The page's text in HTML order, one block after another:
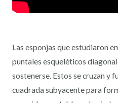
Las esponjas que estudiaron
puntales esqueléticos
sostenerse. Estos se cruzan y
cuadrada subyacente para